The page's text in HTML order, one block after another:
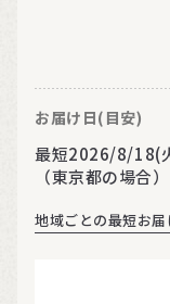
お届け日(目安)
最短2026/8/18(
（東京都の場合）
地域ごとの最短お届